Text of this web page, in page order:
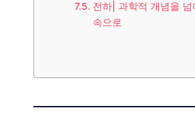
전하| 과학적 개념을 넘
속으로